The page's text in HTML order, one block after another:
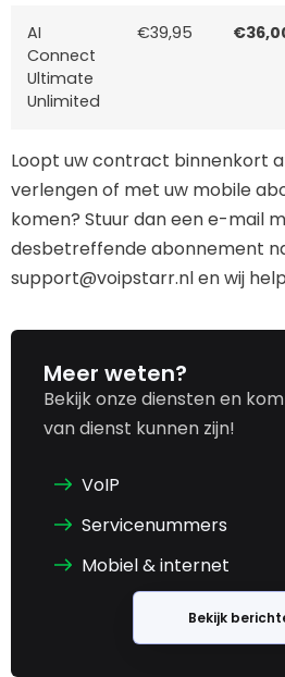
AI
Connect
Ultimate
Unlimited
€39,95
Loopt uw contract binnenkort
verlengen of met uw mobile
komen? Stuur dan een e-mail
desbetreffende abonnement
support@voipstarr.nl en wij
Meer weten?
Bekijk onze diensten en
van dienst kunnen zijn!
VoIP
Servicenummers
Mobiel & internet
Bekijk